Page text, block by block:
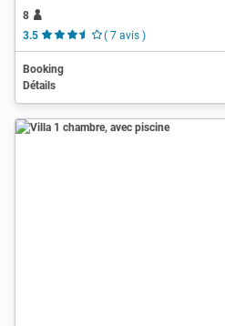
8
3.5
( 7 avis )
Booking
Détails